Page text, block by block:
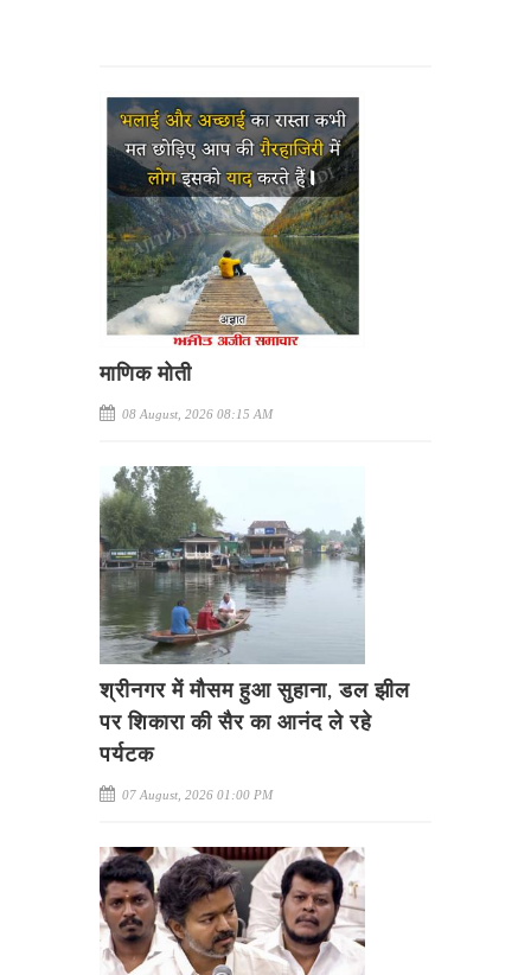
माणिक मोती
08 August, 2026 08:15 AM
श्रीनगर में मौसम हुआ सुहाना, डल झील
पर शिकारा की सैर का आनंद ले रहे
पर्यटक
07 August, 2026 01:00 PM